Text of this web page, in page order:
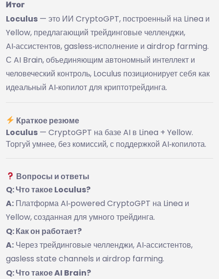
Итог
Loculus — это ИИ CryptoGPT, построенный на Linea и
Yellow, предлагающий трейдинговые челленджи,
AI‑ассистентов, gasless‑исполнение и airdrop farming.
С AI Brain, объединяющим автономный интеллект и
человеческий контроль, Loculus позиционирует себя как
идеальный AI‑копилот для криптотрейдинга.
Краткое резюме
Loculus — CryptoGPT на базе AI в Linea + Yellow.
Торгуй умнее, без комиссий, с поддержкой AI‑копилота.
Вопросы и ответы
Q: Что такое Loculus?
A: Платформа AI‑powered CryptoGPT на Linea и
Yellow, созданная для умного трейдинга.
Q: Как он работает?
A: Через трейдинговые челленджи, AI‑ассистентов,
gasless state channels и airdrop farming.
Q: Что такое AI Brain?